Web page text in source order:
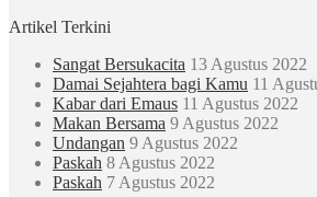
Artikel Terkini
Sangat Bersukacita 13 Agustus 2022
Damai Sejahtera bagi Kamu 11
Kabar dari Emaus 11 Agustus 2022
Makan Bersama 9 Agustus 2022
Undangan 9 Agustus 2022
Paskah 8 Agustus 2022
Paskah 7 Agustus 2022